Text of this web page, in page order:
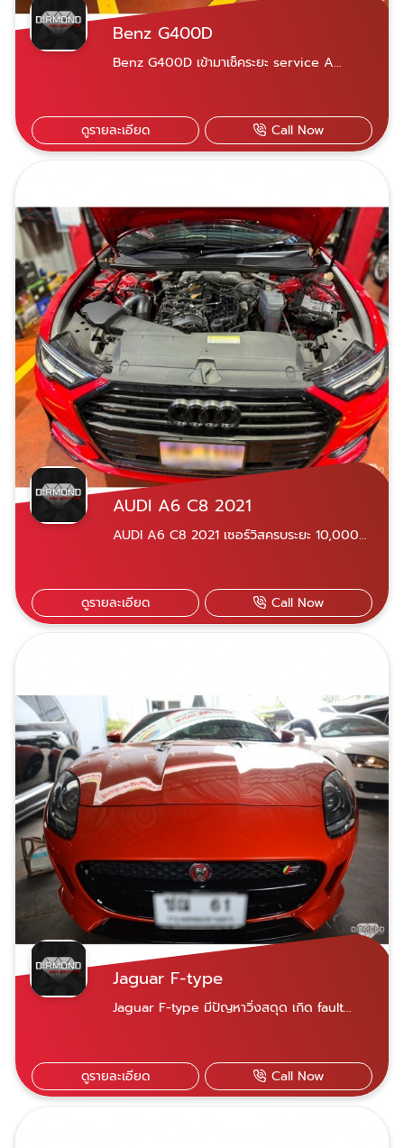
Benz G400D
Benz G400D เข้ามาเช็คระยะ service A
อะไหล่แท้ตรงรุ่น อุปกรณ์และเครื่องมือซ่อมที่ได้
มาตรฐาน เข้ารับบริการได้สองสาขา ใกล้ที่ไหนไปที่
นั่น เปิดบริการจันทร์-เสาร์ 07.30-18.30 น. สาขา
Diamond Auto Service Car สาขาพระราม 9
สาขานวมินทร์ เลขที่ 69/585 หมู่ 10 ซอยนวมิ
นทร์ 153 แขวงคลองกุ่ม เขตบึงกุ่ม กรุงเทพฯ
10230 ​Diamond Auto Service Car สาขา
นวมินทร์ 081-928-0944 คุณชัชชัย 081-
618-5525 คุณอมฤทธิ์ ​081-822-3536 คุณพร
ทวี สามารถแอดไลน์ผ่านเบอร์โทรทั้ง 3 ได้เลย
ดูรายละเอียด Call Now
AUDI A6 C8 2021
AUDI A6 C8 2021 เซอร์วิสครบระยะ 10,000
60,000 km ทำการเปลี่ยนน้ำมันเครื่อง น้ำมัน
เกียร์ สายพาน หัวเทียน น้ำมันเบรค เข้ารับบริการ
ได้สองสาขา ใกล้ที่ไหนไปที่นั่น เปิดบริการจันทร์-
Car สาขาพระราม 9 สาขานวมินทร์ เลขที่
69/585 หมู่ 10 ซอยนวมินทร์ 153 แขวงคลอง
กุ่ม เขตบึงกุ่ม กรุงเทพฯ 10230 ​Diamond
Auto Service Car สาขานวมินทร์ 081-928-
0944 คุณชัชชัย ​081-618-5525 คุณอมฤทธิ์
​​​081-822-3536 คุณพรทวี สามารถแอดไลน์ผ่าน
ดูรายละเอียด Call Now
Jaguar F-type
Jaguar F-type มีปัญหาวิ่งสดุด เกิด fault
ที่ไหนไปที่นั่น เปิดบริการจันทร์-เสาร์ 07.30-18.30
น. สาขาพระราม 9 เลขที่ 21 ซอยศูนย์วิจัย 14
แขวงบางกะปิ เขตห้วยขวาง กรุงเทพฯ 10310
ดูรายละเอียด Call Now